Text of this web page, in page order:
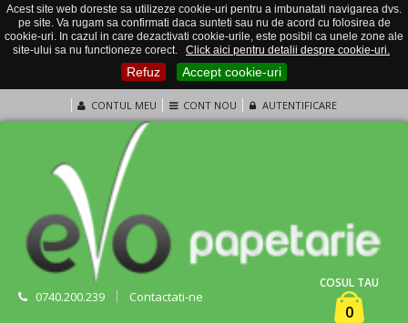
Acest site web doreste sa utilizeze cookie-uri pentru a imbunatati navigarea dvs.
pe site. Va rugam sa confirmati daca sunteti sau nu de acord cu folosirea de
cookie-uri. In cazul in care dezactivati cookie-urile, este posibil ca unele zone ale
site-ului sa nu functioneze corect.
Click aici pentru detalii despre cookie-uri.
Refuz Accept cookie-uri
CONTUL MEU CONT NOU AUTENTIFICARE
0740.200.239 Contactati-ne
COSUL TAU
0